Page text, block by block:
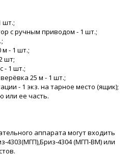
шт.;
с ручным приводом - 1 шт.;
м - 1 шт.;
шт;
- 1 шт.;
25 м - 1 шт.;
- 1 экз. на тарное место (ящик);
или ее часть.
аппарата могут входить
4303(МГП),Бриз-4304 (МГП-ВМ) или